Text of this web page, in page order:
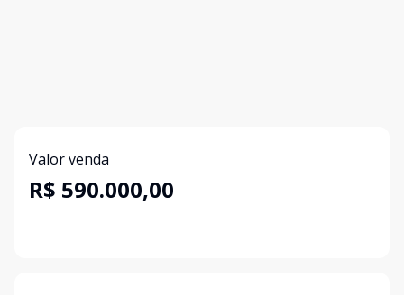
Valor venda
R$ 590.000,00